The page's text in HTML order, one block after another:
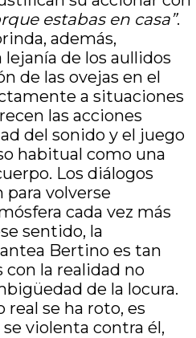
estabas en casa”.
además,
de los aullidos
de las ovejas en el
a situaciones
las acciones
del sonido y el juego
habitual como una
Los diálogos
volverse
cada vez más
sentido, la
Bertino es tan
con la realidad no
de la locura.
real se ha roto, es
violenta contra él,